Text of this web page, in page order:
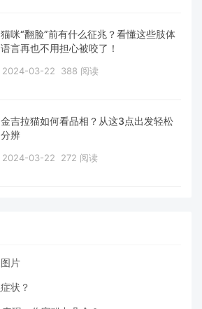
猫咪“翻脸”前有什么征兆？看懂这些肢体
语言再也不用担心被咬了！
2024-03-22 388 阅读
金吉拉猫如何看品相？从这3点出发轻松
分辨
2024-03-22 272 阅读
片
状？